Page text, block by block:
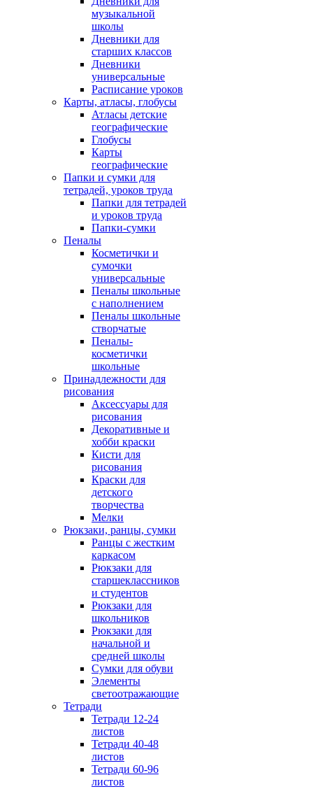
музыкальной
школы
Дневники для
старших классов
Дневники
универсальные
Расписание уроков
Карты, атласы, глобусы
Атласы детские
географические
Глобусы
Карты
географические
Папки и сумки для
тетрадей, уроков труда
Папки для тетрадей
и уроков труда
Папки-сумки
Пеналы
Косметички и
сумочки
универсальные
Пеналы школьные
с наполнением
Пеналы школьные
створчатые
Пеналы-
косметички
школьные
Принадлежности для
рисования
Аксессуары для
рисования
Декоративные и
хобби краски
Кисти для
рисования
Краски для
детского
творчества
Мелки
Рюкзаки, ранцы, сумки
Ранцы с жестким
каркасом
Рюкзаки для
старшеклассников
и студентов
Рюкзаки для
школьников
Рюкзаки для
начальной и
средней школы
Сумки для обуви
Элементы
светоотражающие
Тетради
Тетради 12-24
листов
Тетради 40-48
листов
Тетради 60-96
листов